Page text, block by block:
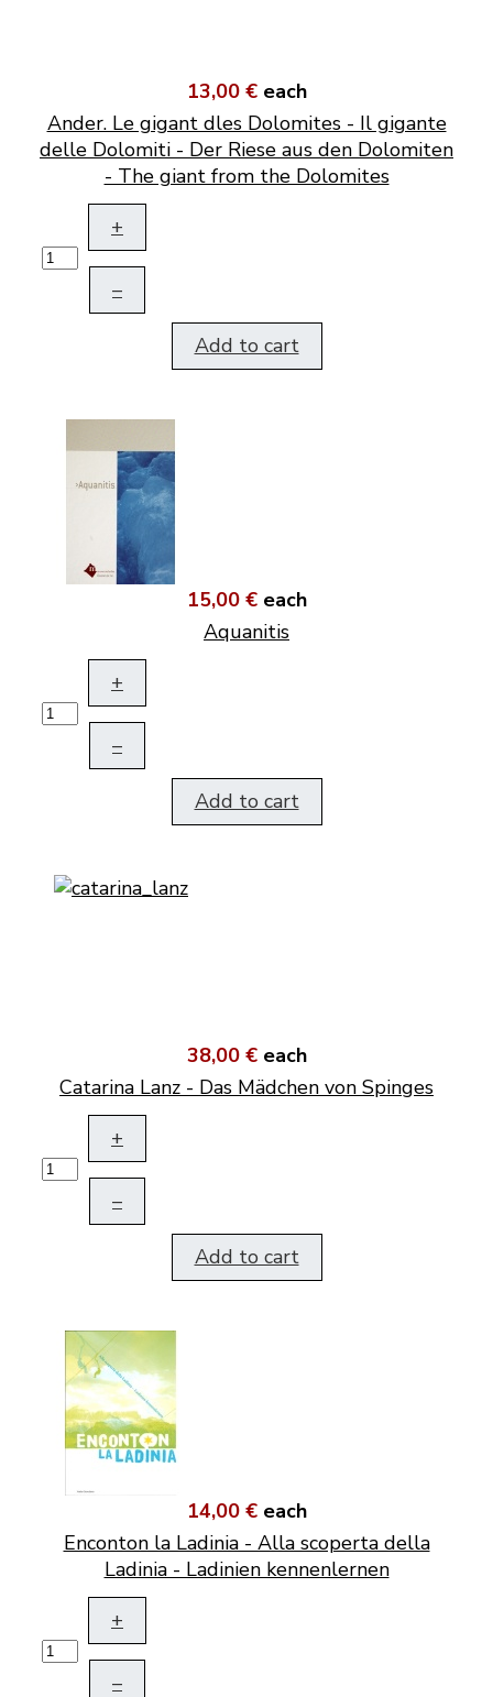
13,00 € each
Ander. Le gigant dles Dolomites - Il gigante
delle Dolomiti - Der Riese aus den Dolomiten
- The giant from the Dolomites
+
–
Add to cart
15,00 € each
Aquanitis
+
–
Add to cart
38,00 € each
Catarina Lanz - Das Mädchen von Spinges
+
–
Add to cart
14,00 € each
Enconton la Ladinia - Alla scoperta della
Ladinia - Ladinien kennenlernen
+
–